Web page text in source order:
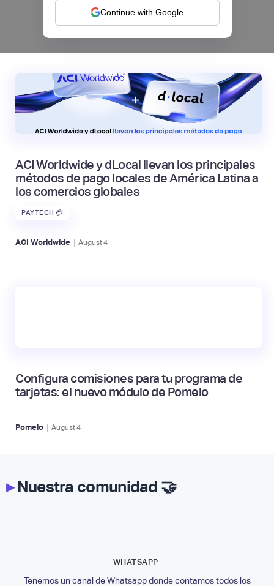
Continue with Google
August6
ACI Worldwide y dLocal llevan los principales
métodos de pago locales de América Latina a
los comercios globales
PAYTECH 💳
ACI Worldwide | August4
Configura comisiones para tu programa de
tarjetas: el nuevo módulo de Pomelo
Pomelo | August4
▸Nuestra comunidad 🤝
WHATSAPP
Tenemos un canal de Whatsapp donde contamos todos los